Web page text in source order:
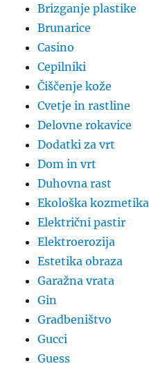
Brizganje plastike
Brunarice
Casino
Cepilniki
Čiščenje kože
Cvetje in rastline
Delovne rokavice
Dodatki za vrt
Dom in vrt
Duhovna rast
Ekološka kozmetika
Električni pastir
Elektroerozija
Estetika obraza
Garažna vrata
Gin
Gradbeništvo
Gucci
Guess